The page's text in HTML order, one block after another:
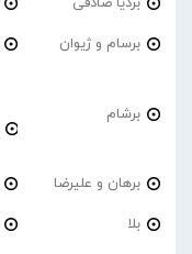
برسام و ژیوان
برشام
برهان و علیرضا
بلا